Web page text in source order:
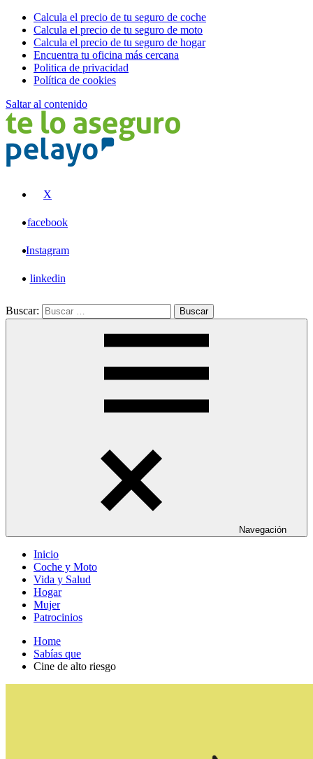
Calcula el precio de tu seguro de coche
Calcula el precio de tu seguro de moto
Calcula el precio de tu seguro de hogar
Encuentra tu oficina más cercana
Politica de privacidad
Política de cookies
Saltar al contenido
X
facebook
Instagram
linkedin
Buscar: Buscar
Navegación
Inicio
Coche y Moto
Vida y Salud
Hogar
Mujer
Patrocinios
Home
Sabías que
Cine de alto riesgo